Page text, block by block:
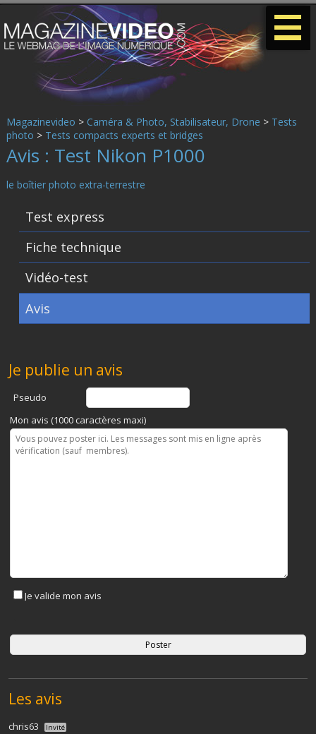
Magazinevideo > Caméra & Photo, Stabilisateur, Drone > Tests
photo > Tests compacts experts et bridges
Avis : Test Nikon P1000
le boîtier photo extra-terrestre
Test express
Fiche technique
Vidéo-test
Avis
Je publie un avis
Pseudo
Mon avis (1000 caractères maxi)
Je valide mon avis
Les avis
chris63 Invité
-
-
-